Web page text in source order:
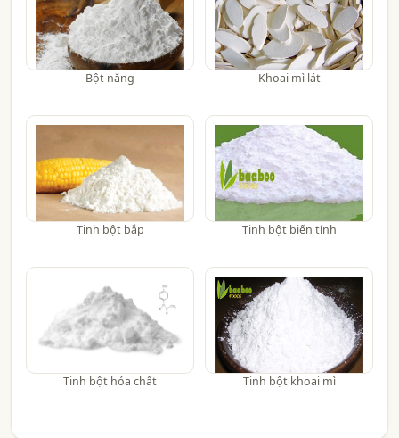
Bột năng Khoai mì lát
Tinh bột bắp Tinh bột biến tính
Tinh bột hóa chất Tinh bột khoai mì